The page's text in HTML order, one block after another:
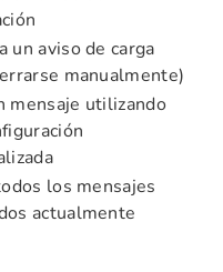
un aviso de carga
manualmente)
mensaje utilizando
los mensajes
actualmente